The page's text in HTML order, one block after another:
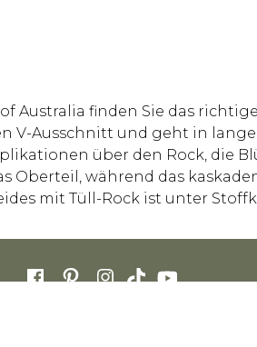
Australia finden Sie das
Ausschnitt und geht in
über den Rock, die
Oberteil, während das
mit Tüll-Rock ist unter